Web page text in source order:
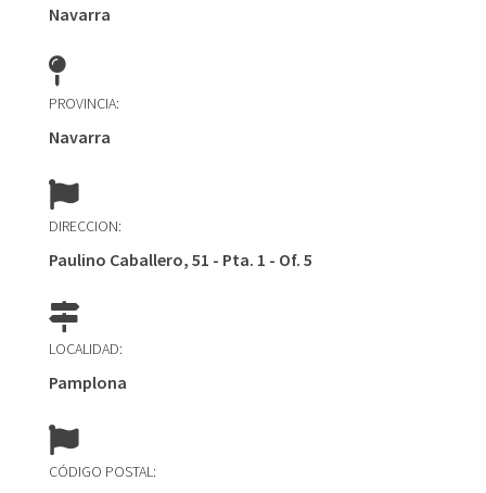
Navarra
PROVINCIA:
Navarra
DIRECCION:
Paulino Caballero, 51 - Pta. 1 - Of. 5
LOCALIDAD:
Pamplona
CÓDIGO POSTAL: